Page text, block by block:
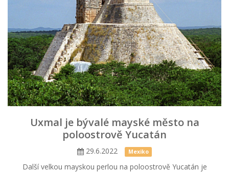
Uxmal je bývalé mayské město na
poloostrově Yucatán
29.6.2022 Mexiko
Další velkou mayskou perlou na poloostrově Yucatán je